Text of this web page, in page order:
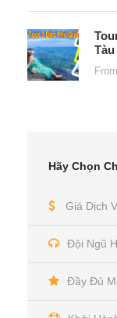
From
Hãy Chọn
Giá Dịch
Đội Ngũ
Đầy Đủ